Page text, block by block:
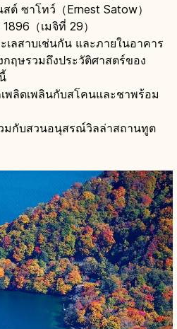
ต์ ซาโทว์（Ernest Satow）
（เมจิที่ 29）
เลสาบเช่นกัน และภายในอาคาร
ฤษรวมถึงประวัติศาสตร์ของ
ลิดเพลินกับสโคนและชาพร้อม
มกับสวนอนุสรณ์วิลล่าสถานทูต